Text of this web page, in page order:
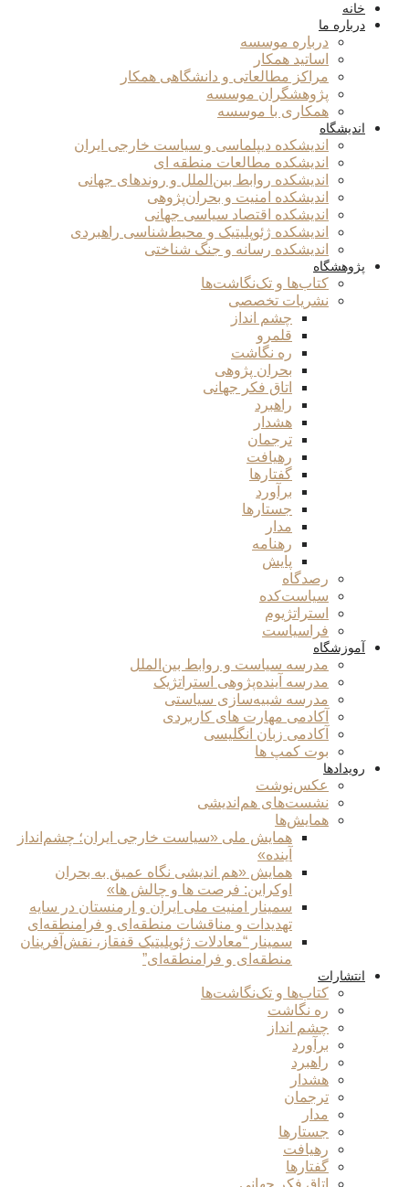
خانه
درباره ما
درباره موسسه
اساتید همکار
مراکز مطالعاتی و دانشگاهی همکار
پژوهشگران موسسه
همکاری با موسسه
اندیشگاه
اندیشکده دیپلماسی و سیاست خارجی ایران
اندیشکده مطالعات منطقه ای
اندیشکده روابط بین‌الملل و روندهای جهانی
اندیشکده امنیت و بحران‌پژوهی
اندیشکده اقتصاد سیاسی جهانی
اندیشکده ژئوپلیتیک و محیط‌شناسی راهبردی
اندیشکده رسانه و جنگ شناختی
پژوهشگاه
کتاب‌ها و تک‌نگاشت‌ها
نشریات تخصصی
چشم انداز
قلمرو
ره نگاشت
بحران پژوهی
اتاق فکر جهانی
راهبرد
هشدار
ترجمان
رهیافت
گفتارها
برآورد
جستارها
مدار
رهنامه
پایش
رصدگاه
سیاست‌کده
استراتژیوم
فراسیاست
آموزشگاه
مدرسه سیاست و روابط بین‌الملل
مدرسه آینده‌پژوهی استراتژیک
مدرسه شبیه‌سازی سیاستی
آکادمی مهارت های کاربردی
آکادمی زبان انگلیسی
بوت کمپ ها
رویدادها
عکس‌نوشت
نشست‌های هم‌اندیشی
همایش‌ها
همایش ملی «سیاست خارجی ایران؛ چشم‌انداز
آینده»
همایش «هم اندیشی نگاه عمیق به بحران
اوکراین: فرصت ها و چالش ها»
سمینار امنیت ملی ایران و ارمنستان در سایه
تهدیدات و مناقشات منطقه‌ای و فرامنطقه‌ای
سمینار “معادلات ژئوپلیتیک قفقاز، نقش‌آفرینان
منطقه‌ای و فرامنطقه‌ای”
انتشارات
کتاب‌ها و تک‌نگاشت‌ها
ره نگاشت
چشم انداز
برآورد
راهبرد
هشدار
ترجمان
مدار
جستارها
رهیافت
گفتارها
اتاق فکر جهانی